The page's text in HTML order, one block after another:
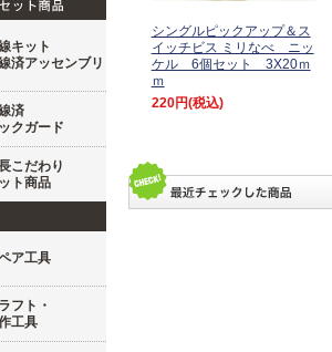
キット
済アッセンブリ
済
クガード
こだわり
ト商品
ア工具
フト・
工具
シングルピックアップ＆ス
イッチビス ミリなべ ニッ
ケル 6個セット 3X20ｍ
ｍ
220円(税込)